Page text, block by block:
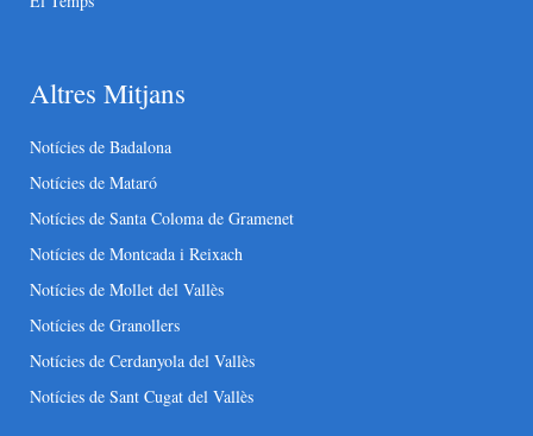
Altres Mitjans
Notícies de Badalona
Notícies de Mataró
Notícies de Santa Coloma de Gramenet
Notícies de Montcada i Reixach
Notícies de Mollet del Vallès
Notícies de Granollers
Notícies de Cerdanyola del Vallès
Notícies de Sant Cugat del Vallès